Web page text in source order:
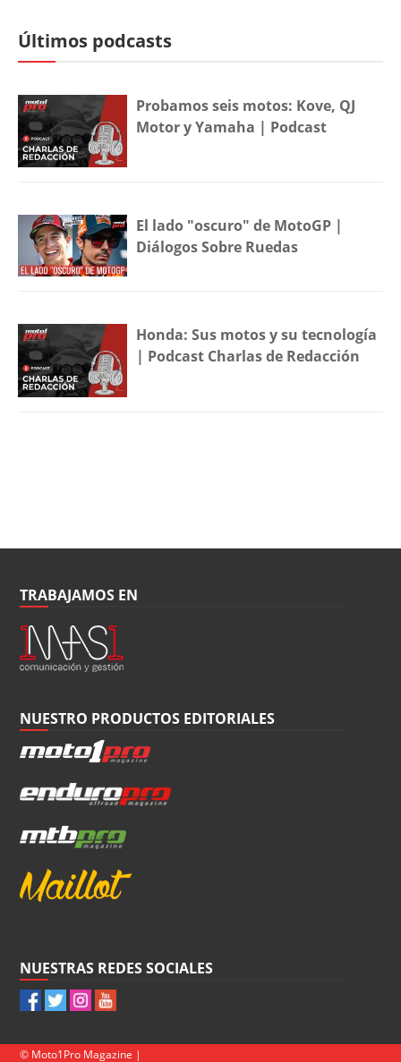
Últimos podcasts
Probamos seis motos: Kove, QJ
Motor y Yamaha | Podcast
El lado "oscuro" de MotoGP |
Diálogos Sobre Ruedas
Honda: Sus motos y su tecnología
| Podcast Charlas de Redacción
TRABAJAMOS EN
NUESTRO PRODUCTOS EDITORIALES
NUESTRAS REDES SOCIALES
© Moto1Pro Magazine |